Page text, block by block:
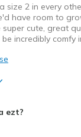
size 2 in every
have room to
cute, great
incredibly comfy
ezt?